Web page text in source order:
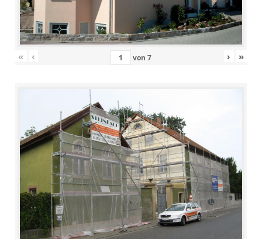
« ‹ von 7 › »